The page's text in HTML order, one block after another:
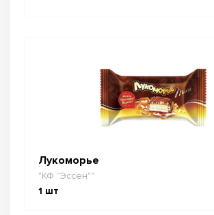
Лукоморье
"КФ "Эссен""
1 шт